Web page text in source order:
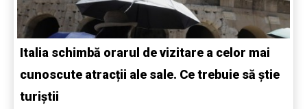
Italia schimbă orarul de vizitare a celor mai
cunoscute atracții ale sale. Ce trebuie să știe
turiștii